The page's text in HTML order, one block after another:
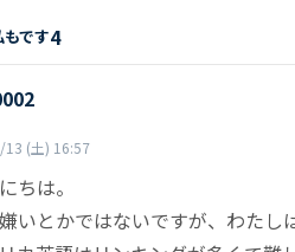
もです4
(土) 16:57
ちは。
いとかではないですが、わたし